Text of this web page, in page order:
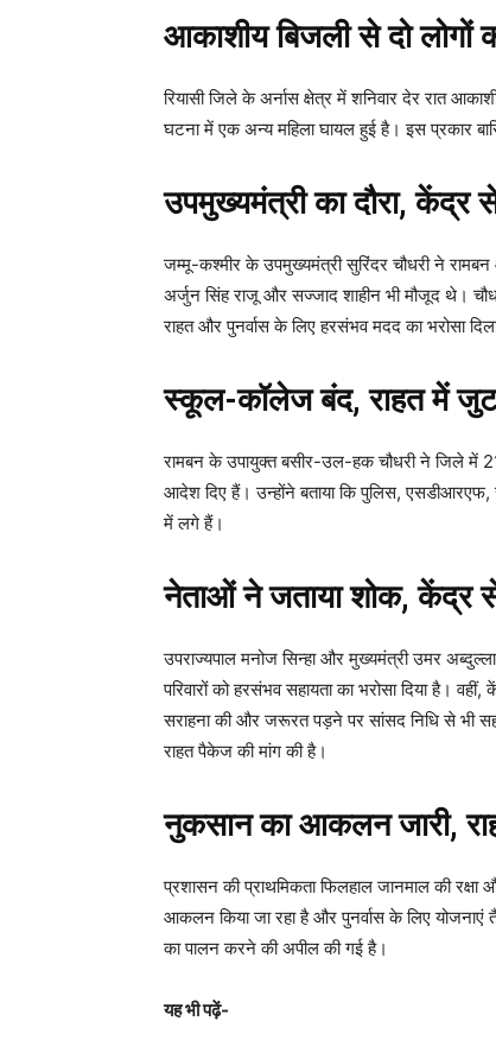
आकाशीय बिजली से दो लोगों
रियासी जिले के अर्नास क्षेत्र में शनिवार देर रात
घटना में एक अन्य महिला घायल हुई है। इस प्रकार
उपमुख्यमंत्री का दौरा, केंद्र
जम्मू-कश्मीर के उपमुख्यमंत्री सुरिंदर चौधरी ने
अर्जुन सिंह राजू और सज्जाद शाहीन भी मौजूद थे।
राहत और पुनर्वास के लिए हरसंभव मदद का भरोसा
स्कूल-कॉलेज बंद, राहत में
रामबन के उपायुक्त बसीर-उल-हक चौधरी ने जिले
आदेश दिए हैं। उन्होंने बताया कि पुलिस,
में लगे हैं।
नेताओं ने जताया शोक, केंद्र से
उपराज्यपाल मनोज सिन्हा और मुख्यमंत्री उमर
परिवारों को हरसंभव सहायता का भरोसा दिया है।
सराहना की और जरूरत पड़ने पर सांसद निधि से भी
राहत पैकेज की मांग की है।
नुकसान का आकलन जारी,
प्रशासन की प्राथमिकता फिलहाल जानमाल की
आकलन किया जा रहा है और पुनर्वास के लिए योजनाएं
का पालन करने की अपील की गई है।
यह भी पढ़ें-